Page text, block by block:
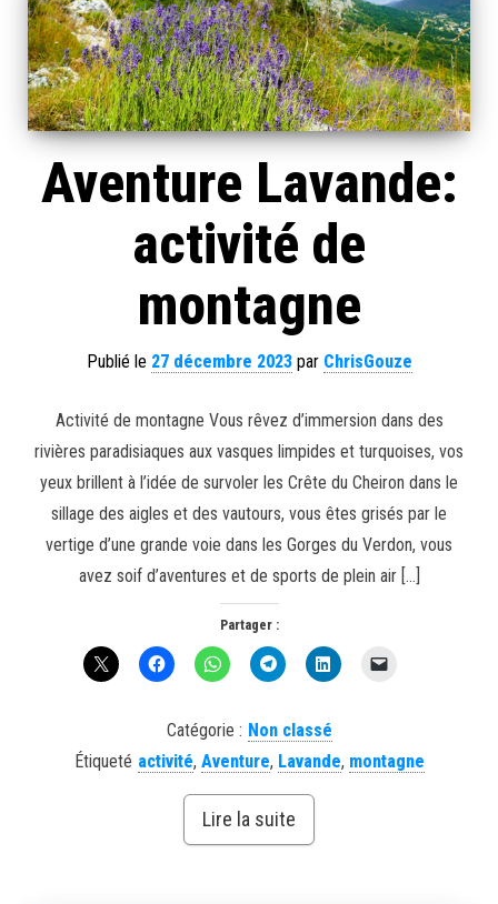
Aventure Lavande:
activité de
montagne
Publié le 27 décembre 2023par ChrisGouze
Activité de montagne Vous rêvez d’immersion dans des
rivières paradisiaques aux vasques limpides et turquoises, vos
yeux brillent à l’idée de survoler les Crête du Cheiron dans le
sillage des aigles et des vautours, vous êtes grisés par le
vertige d’une grande voie dans les Gorges du Verdon, vous
avez soif d’aventures et de sports de plein air […]
Partager :
Catégorie : Non classé
Étiqueté activité, Aventure, Lavande, montagne
Lire la suite